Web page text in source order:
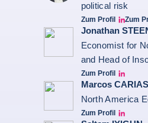
political risk
Zum Profil
Ruben NizardZum
Ruben
Jonathan
Economist for
and Head of
Zum Profil
Jonathan Steenberg
Marcos CARIAS
North America
Zum Profil
Marcos Carias